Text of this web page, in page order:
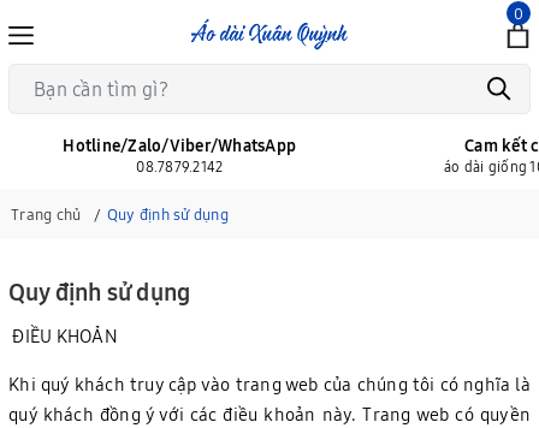
0
Hotline/Zalo/Viber/WhatsApp
08.7879.2142
Cam kết
áo dài giống
Trang chủ Quy định sử dụng
Quy định sử dụng
ĐIỀU KHOẢN
Khi quý khách truy cập vào trang web của chúng tôi có nghĩa là
quý khách đồng ý với các điều khoản này. Trang web có quyền